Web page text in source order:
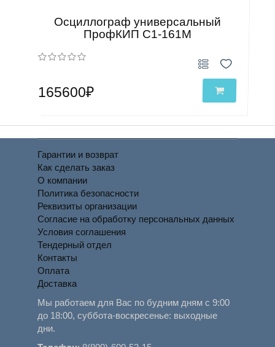
Осциллограф универсальный
ПрофКИП С1-161М
165600₽
Гарантии и возврат
Как сделать заказ
О компании
Политика безопасности
Реквизиты организации
Согласие на обработку персональных данных
Условия соглашения
Тендерный отдел
Контакты
Оплата
Доставка
Мы работаем для Вас по будним дням с 9:00
до 18:00, суббота-воскресенье: выходные
дни.